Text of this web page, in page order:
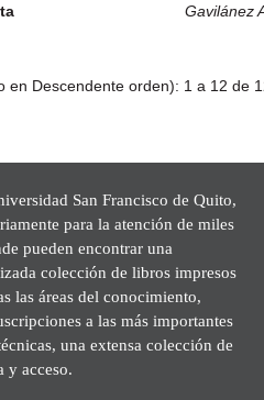
Gavilánez
en Descendente orden): 1 a 12 de
San Francisco de Quito,
para la atención de miles
pueden encontrar una
colección de libros impresos
las áreas del conocimiento,
a las más importantes
una extensa colección de
y acceso.